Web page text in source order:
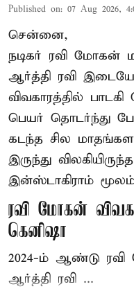
Published on: 07 Aug 2026,
சென்னை,
நடிகர் ரவி மோகன்
ஆர்த்தி ரவி
விவகாரத்தில்
பெயர் தொடர்ந்து
கடந்த சில
இருந்து
இன்ஸ்டாகிராம்
ரவி மோகன்
கெனிஷா
2024-ம் ஆண்டு
ஆர்த்தி ரவி ...